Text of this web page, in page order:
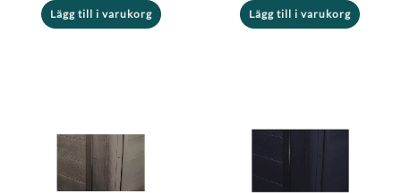
Lägg till i varukorg Lägg till i varukorg